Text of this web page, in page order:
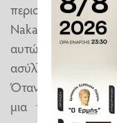
περισσότερα
Nakamura. Μέχρι
αυτών των
ασύλληπτοι.
Όταν ένα σύστημα
μια περιοχή,